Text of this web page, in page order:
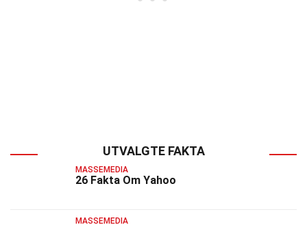
UTVALGTE FAKTA
MASSEMEDIA
26 Fakta Om Yahoo
MASSEMEDIA